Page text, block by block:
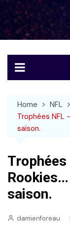
to
content
Le football
Home
NFL
Trophées NFL
saison.
Trophées
saison.
damienforeau